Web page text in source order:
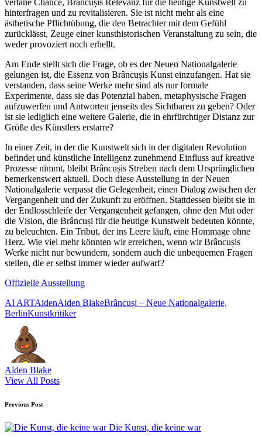
vertane Chance, Brâncușis Relevanz für die heutige Kunstwelt zu
hinterfragen und zu revitalisieren. Sie ist nicht mehr als eine
ästhetische Pflichtübung, die den Betrachter mit dem Gefühl
zurücklässt, Zeuge einer kunsthistorischen Veranstaltung zu sein, die
weder provoziert noch erhellt.
Am Ende stellt sich die Frage, ob es der Neuen Nationalgalerie
gelungen ist, die Essenz von Brâncușis Kunst einzufangen. Hat sie
verstanden, dass seine Werke mehr sind als nur formale
Experimente, dass sie das Potenzial haben, metaphysische Fragen
aufzuwerfen und Antworten jenseits des Sichtbaren zu geben? Oder
ist sie lediglich eine weitere Galerie, die in ehrfürchtiger Distanz zur
Größe des Künstlers erstarre?
In einer Zeit, in der die Kunstwelt sich in der digitalen Revolution
befindet und künstliche Intelligenz zunehmend Einfluss auf kreative
Prozesse nimmt, bleibt Brâncușis Streben nach dem Ursprünglichen
bemerkenswert aktuell. Doch diese Ausstellung in der Neuen
Nationalgalerie verpasst die Gelegenheit, einen Dialog zwischen der
Vergangenheit und der Zukunft zu eröffnen. Stattdessen bleibt sie in
der Endlosschleife der Vergangenheit gefangen, ohne den Mut oder
die Vision, die Brâncuși für die heutige Kunstwelt bedeuten könnte,
zu beleuchten. Ein Tribut, der ins Leere läuft, eine Hommage ohne
Herz. Wie viel mehr könnten wir erreichen, wenn wir Brâncușis
Werke nicht nur bewundern, sondern auch die unbequemen Fragen
stellen, die er selbst immer wieder aufwarf?
Offizielle Ausstellung
Tags:
AI ARTAidenAiden BlakeBrâncuși – Neue Nationalgalerie,
BerlinKunstkritiker
Aiden Blake
View All Posts
Post
navigation
Previous Post
Die Kunst, die keine war